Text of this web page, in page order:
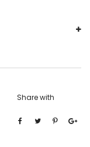
Share with